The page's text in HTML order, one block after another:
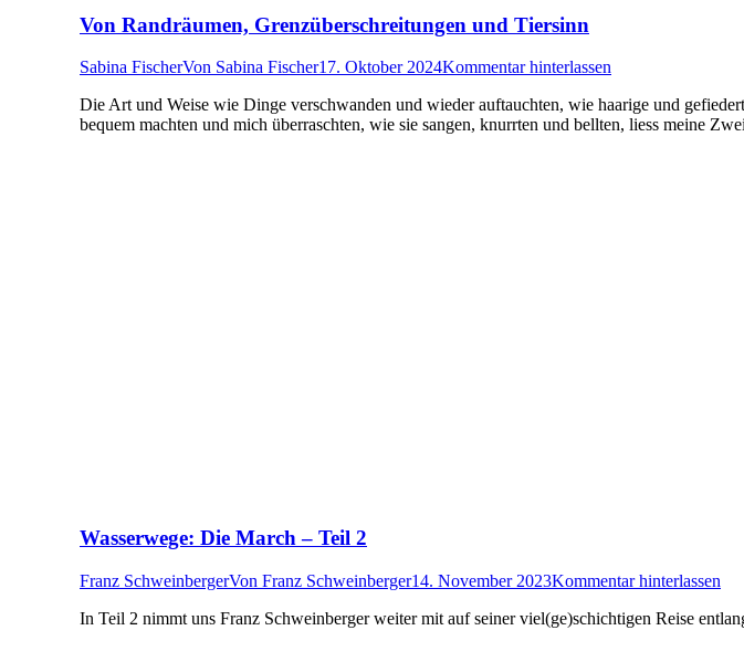
Von Randräumen, Grenzüberschreitungen und Tiersinn
Sabina FischerVon Sabina Fischer17. Oktober 2024Kommentar hinterlassen
Die Art und Weise wie Dinge verschwanden und wieder auftauchten, wie haarige und
bequem machten und mich überraschten, wie sie sangen, knurrten und bellten, liess meine
Wasserwege: Die March – Teil 2
Franz SchweinbergerVon Franz Schweinberger14. November 2023Kommentar hinterlassen
In Teil 2 nimmt uns Franz Schweinberger weiter mit auf seiner viel(ge)schichtigen Reise